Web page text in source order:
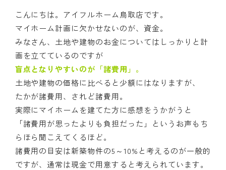
こんにちは。アイフルホーム鳥取店です。
マイホーム計画に欠かせないのが、資金。
みなさん、土地や建物のお金についてはしっかりと計
画を立てているのですが
盲点となりやすいのが「諸費用」。
土地や建物の価格に比べると少額にはなりますが、
たかが諸費用、されど諸費用。
実際にマイホームを建てた方に感想をうかがうと
「諸費用が思ったよりも負担だった」というお声もち
らほら聞こえてくるほど。
諸費用の目安は新築物件の5～10%と考えるのが一般的
ですが、通常は現金で用意すると考えられています。